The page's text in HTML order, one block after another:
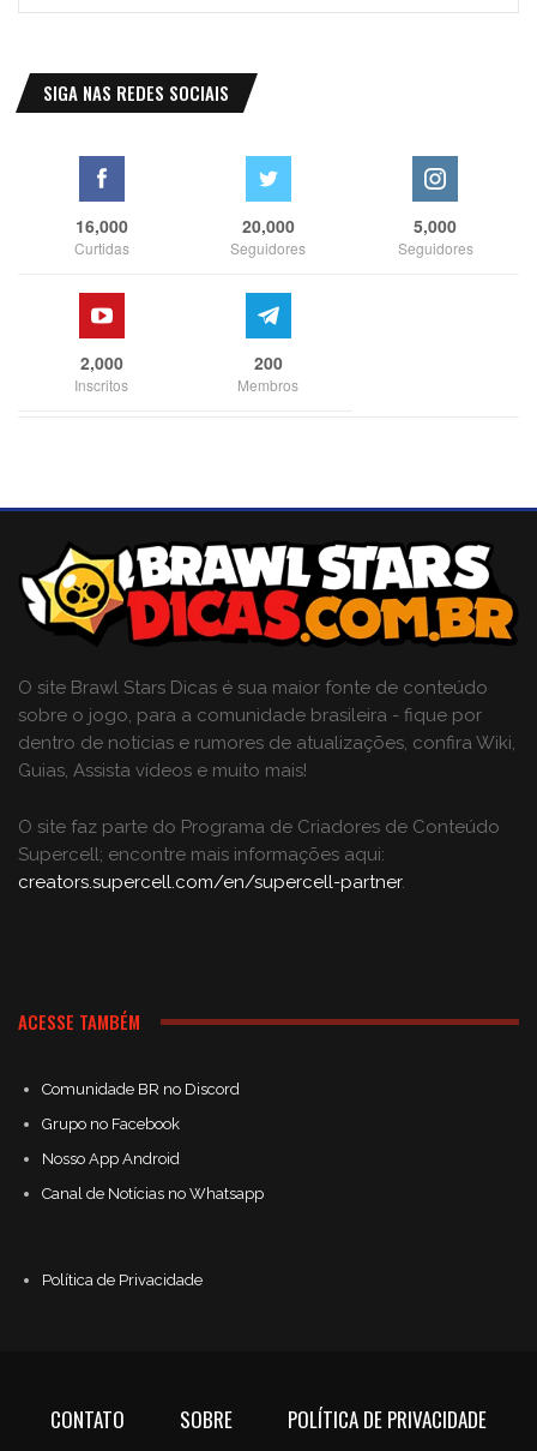
SIGA NAS REDES SOCIAIS
16,000
Curtidas
20,000
Seguidores
5,000
Seguidores
2,000
Inscritos
200
Membros
O site Brawl Stars Dicas é sua maior fonte de conteúdo
sobre o jogo, para a comunidade brasileira - fique por
dentro de notícias e rumores de atualizações, confira Wiki,
Guias, Assista vídeos e muito mais!
O site faz parte do Programa de Criadores de Conteúdo
Supercell; encontre mais informações aqui:
creators.supercell.com/en/supercell-partner.
ACESSE TAMBÉM
Comunidade BR no Discord
Grupo no Facebook
Nosso App Android
Canal de Notícias no Whatsapp
Política de Privacidade
CONTATO SOBRE POLÍTICA DE PRIVACIDADE